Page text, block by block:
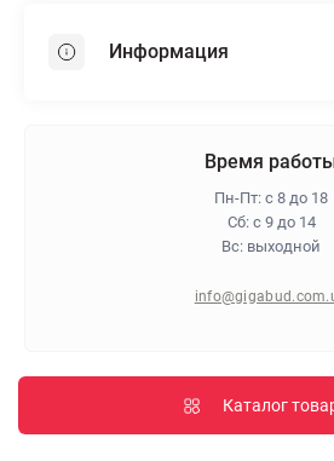
Пенопласт
Информация
Политика конфиденциальности
Время
Пн-Пт: с 8 до 18
Сб: с 9 до 14
Вс: выходной
Каталог